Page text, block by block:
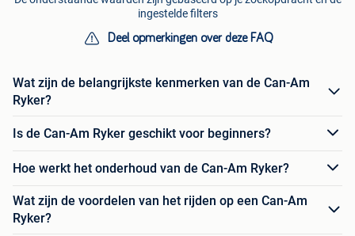
ingestelde filters
Deel opmerkingen over deze FAQ
Wat zijn de belangrijkste kenmerken van de Can-Am
Ryker?
Is de Can-Am Ryker geschikt voor beginners?
Hoe werkt het onderhoud van de Can-Am Ryker?
Wat zijn de voordelen van het rijden op een Can-Am
Ryker?